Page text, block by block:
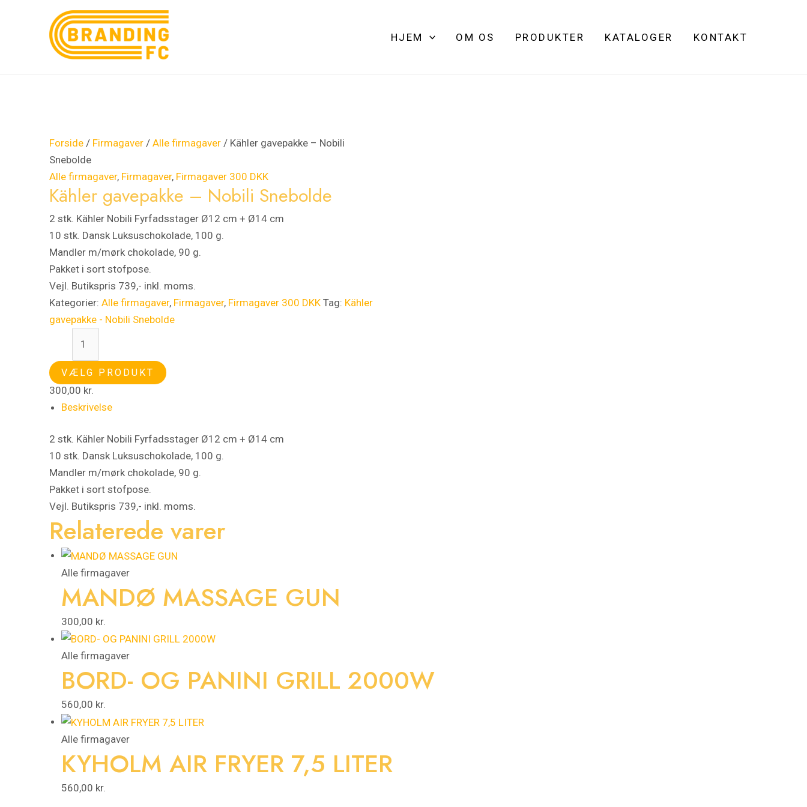
HJEM OM OS PRODUKTER KATALOGER KONTAKT
Forside / Firmagaver / Alle firmagaver / Kähler gavepakke – Nobili
Snebolde
Alle firmagaver, Firmagaver, Firmagaver 300 DKK
Kähler gavepakke – Nobili Snebolde
2 stk. Kähler Nobili Fyrfadsstager Ø12 cm + Ø14 cm
10 stk. Dansk Luksuschokolade, 100 g.
Mandler m/mørk chokolade, 90 g.
Pakket i sort stofpose.
Vejl. Butikspris 739,- inkl. moms.
Kategorier: Alle firmagaver, Firmagaver, Firmagaver 300 DKK Tag: Kähler
gavepakke - Nobili Snebolde
Kähler
gavepakke
-
Nobili
VÆLG PRODUKT
300,00 kr.
Beskrivelse
2 stk. Kähler Nobili Fyrfadsstager Ø12 cm + Ø14 cm
10 stk. Dansk Luksuschokolade, 100 g.
Mandler m/mørk chokolade, 90 g.
Pakket i sort stofpose.
Vejl. Butikspris 739,- inkl. moms.
Relaterede varer
Alle firmagaver
MANDØ MASSAGE GUN
300,00 kr.
Alle firmagaver
BORD- OG PANINI GRILL 2000W
560,00 kr.
Alle firmagaver
KYHOLM AIR FRYER 7,5 LITER
560,00 kr.